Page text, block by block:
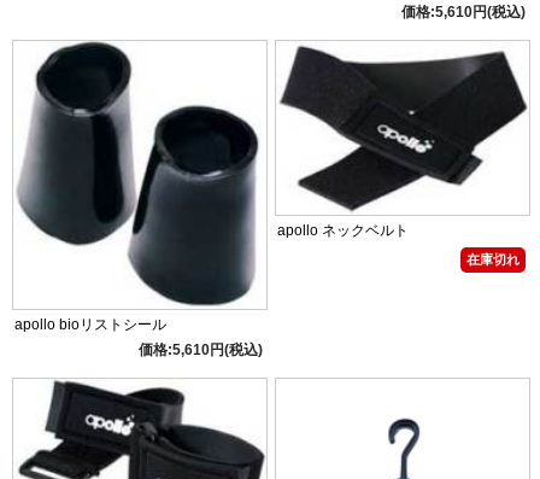
価格:5,610円(税込)
apollo bioリストシール
価格:5,610円(税込)
apollo ネックベルト
在庫切れ